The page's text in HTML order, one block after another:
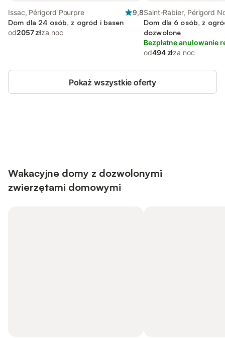
Issac, Périgord Pourpre
9,8
Dom dla 24 osób, z ogród i basen
od2057 złza noc
Saint-Rabier, Périgord
Dom dla 6 osób, z
dozwolone
Bezpłatne anulowanie
od494 złza noc
Pokaż wszystkie oferty
Wakacyjne domy z dozwolonymi
zwierzętami domowymi